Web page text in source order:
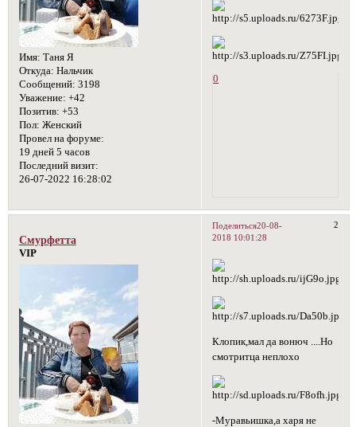
Имя: Таня Я
Откуда: Нальчик
Сообщений: 3198
Уважение: +42
Позитив: +53
Пол: Женский
Провел на форуме:
19 дней 5 часов
Последний визит:
26-07-2022 16:28:02
0
Поделиться 2
20-08-
2018 10:01:28
Смурфетта
VIP
Клопик,мал да вонюч ....Но
смотритца неплохо
-Муравьишка,а харя не